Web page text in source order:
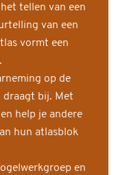
tellen van een
van een
vormt een
op de
draagt bij. Met
help je andere
hun atlasblok
en